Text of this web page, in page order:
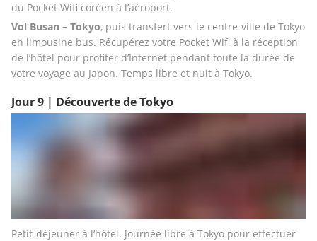
du Pocket Wifi coréen à l’aéroport.
Vol Busan – Tokyo, puis transfert vers le centre-ville de Tokyo
en limousine bus. Récupérez votre Pocket Wifi à la réception
de l’hôtel pour profiter d’Internet pendant toute la durée de
votre voyage au Japon. Temps libre et nuit à Tokyo.
Jour 9 | Découverte de Tokyo
Petit-déjeuner à l’hôtel. Journée libre à Tokyo pour effectuer